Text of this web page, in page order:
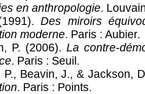
en anthropologie.
Des miroirs
moderne. Paris : Aubier.
P. (2006). La contre-
. Paris : Seuil.
P., Beavin, J., & Jackson,
. Paris : Points.